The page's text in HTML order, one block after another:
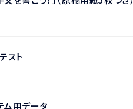
スト
ム用データ